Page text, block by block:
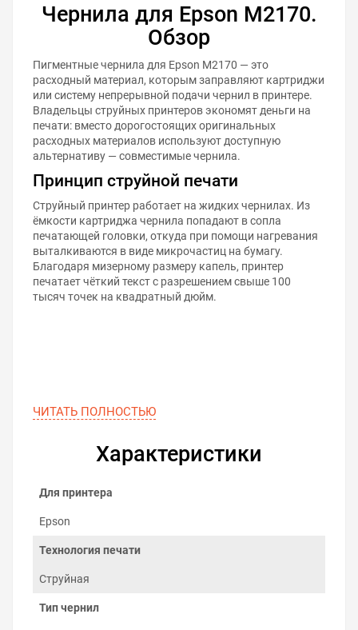
Чернила для Epson M2170.
Обзор
Пигментные чернила для Epson M2170 — это
расходный материал, которым заправляют картриджи
или систему непрерывной подачи чернил в принтере.
Владельцы струйных принтеров экономят деньги на
печати: вместо дорогостоящих оригинальных
расходных материалов используют доступную
альтернативу — совместимые чернила.
Принцип струйной печати
Струйный принтер работает на жидких чернилах. Из
ёмкости картриджа чернила попадают в сопла
печатающей головки, откуда при помощи нагревания
выталкиваются в виде микрочастиц на бумагу.
Благодаря мизерному размеру капель, принтер
печатает чёткий текст с разрешением свыше 100
тысяч точек на квадратный дюйм.
5 главных преимуществ
ЧИТАТЬ ПОЛНОСТЬЮ
Характеристики
Для принтера
Epson
Технология печати
Струйная
Тип чернил